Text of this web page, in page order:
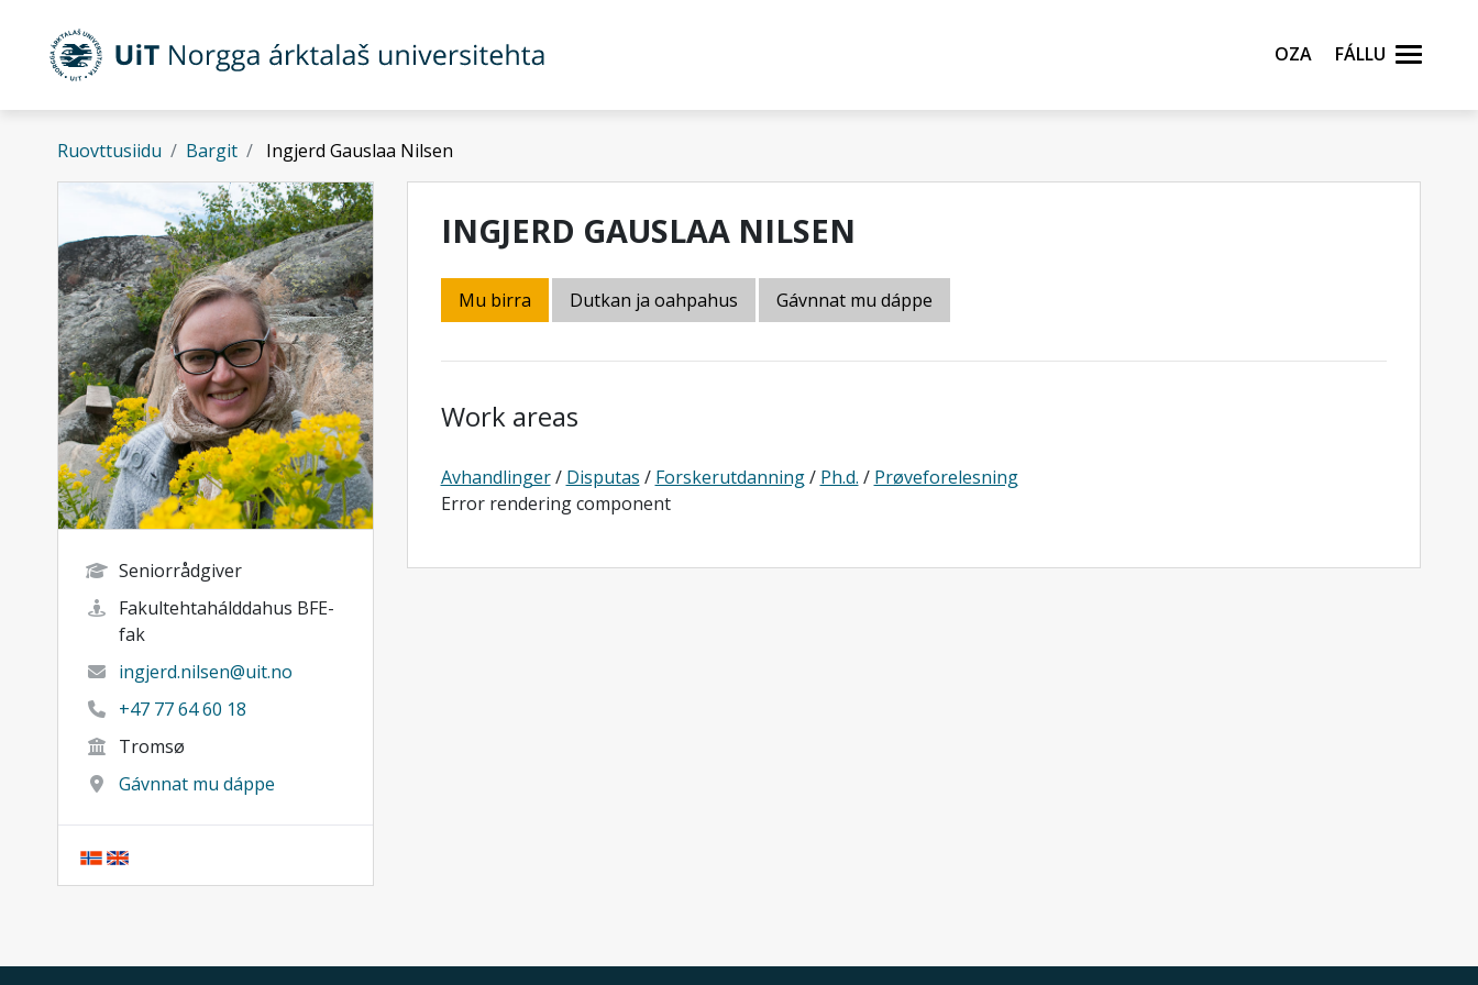
Gå til hovedinnhold
Oza
Fállu
Ruovttusiidu Bargit Ingjerd Gauslaa Nilsen
Seniorrådgiver
Fakultehtahálddahus BFE-
fak
ingjerd.nilsen@uit.no
+47 77 64 60 18
Tromsø
Gávnnat mu dáppe
INGJERD GAUSLAA NILSEN
Mu birra Dutkan ja oahpahus Gávnnat mu dáppe
Work areas
Avhandlinger/ Disputas / Forskerutdanning/ Ph.d. / Prøveforelesning
Error rendering component